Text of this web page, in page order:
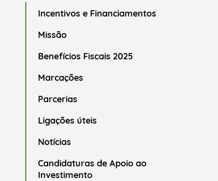
Incentivos e Financiamentos
Missão
Benefícios Fiscais 2025
Marcações
Parcerias
Ligações úteis
Notícias
Candidaturas de Apoio ao
Investimento